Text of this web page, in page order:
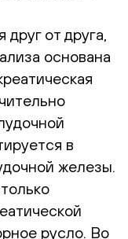
от друга,
основана
в
железы.
русло. Во